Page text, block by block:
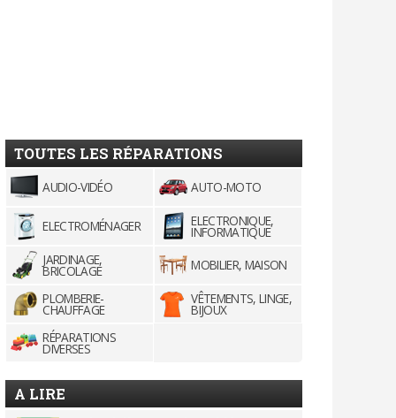
TOUTES LES RÉPARATIONS
AUDIO-VIDÉO AUTO-MOTO
ELECTROMÉNAGER ELECTRONIQUE,
INFORMATIQUE
JARDINAGE,
BRICOLAGE
MOBILIER, MAISON
PLOMBERIE-
CHAUFFAGE
VÊTEMENTS, LINGE,
BIJOUX
RÉPARATIONS
DIVERSES
A LIRE